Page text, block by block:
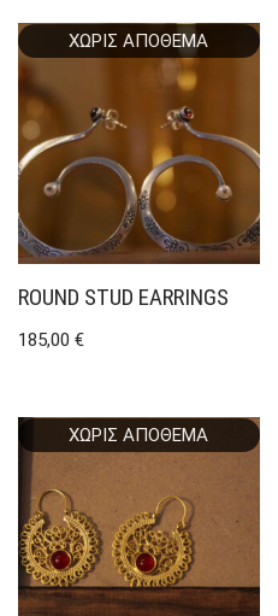
ΧΩΡΊΣ ΑΠΌΘΕΜΑ
ROUND STUD EARRINGS
185,00 €
ΧΩΡΊΣ ΑΠΌΘΕΜΑ